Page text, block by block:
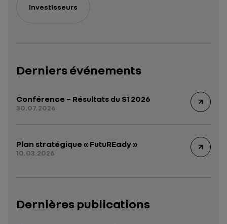
Investisseurs
Derniers événements
Conférence – Résultats du S1 2026
30.07.2026
Plan stratégique « FutuREady »
10.03.2026
Dernières publications